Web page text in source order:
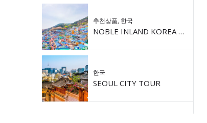
추천상품, 한국
NOBLE INLAND KOREA 9DAY
한국
SEOUL CITY TOUR